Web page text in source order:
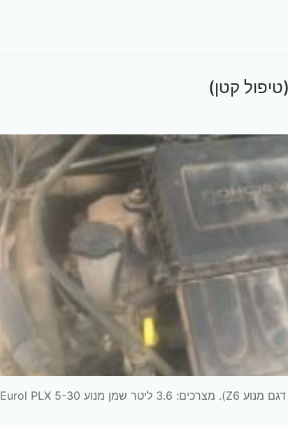
טיפול למאזדה 3 שנת 2008, אוטומט, מנוע 1.6 (הספק 105 כ"ס, דגם מנוע Z6). מצרכים: 3.6 ליטר שמן מנוע Eurol PLX 5-30